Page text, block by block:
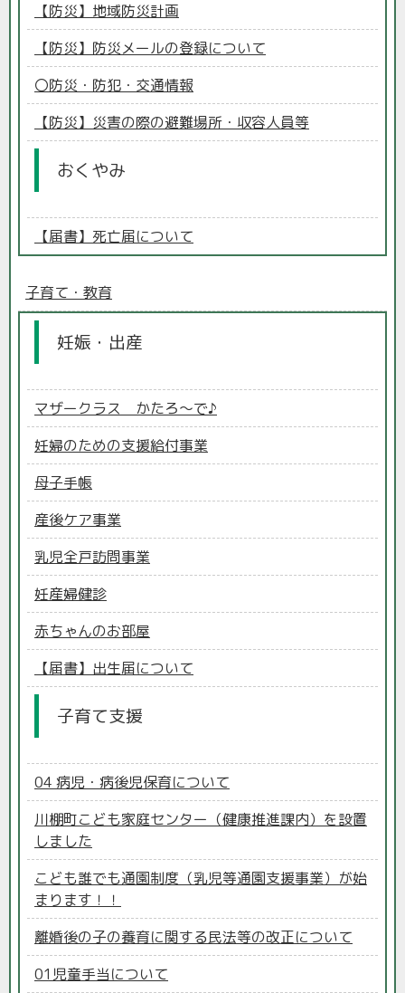
【防災】地域防災計画
【防災】防災メールの登録について
〇防災・防犯・交通情報
【防災】災害の際の避難場所・収容人員等
おくやみ
【届書】死亡届について
子育て・教育
妊娠・出産
マザークラス かたろ～で♪
妊婦のための支援給付事業
母子手帳
産後ケア事業
乳児全戸訪問事業
妊産婦健診
赤ちゃんのお部屋
【届書】出生届について
子育て支援
04 病児・病後児保育について
川棚町こども家庭センター（健康推進課内）を設置
しました
こども誰でも通園制度（乳児等通園支援事業）が始
まります！！
離婚後の子の養育に関する民法等の改正について
01児童手当について